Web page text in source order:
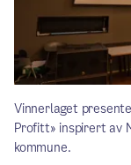
Vinnerlaget
Profitt» inspirert av
kommune.